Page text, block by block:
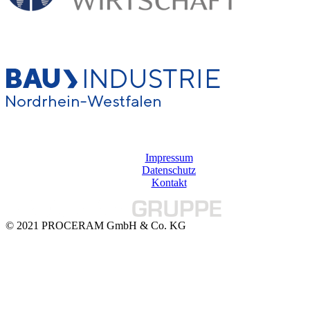
Impressum
Datenschutz
Kontakt
© 2021 PROCERAM GmbH & Co. KG